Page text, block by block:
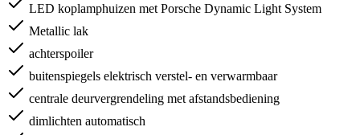
LED koplamphuizen met Porsche Dynamic Light System
Metallic lak
achterspoiler
buitenspiegels elektrisch verstel- en verwarmbaar
centrale deurvergrendeling met afstandsbediening
dimlichten automatisch